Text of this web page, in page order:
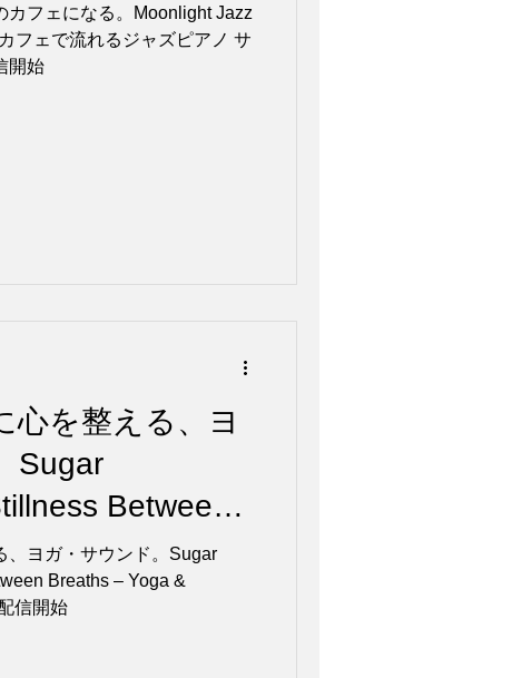
ノ サマー・セレ
開始
カフェになる。Moonlight Jazz
フェで流れるジャズピアノ サ
開始
心を整える、ヨ
Sugar
Between
& Meditation
信開始
、ヨガ・サウンド。Sugar
Breaths – Yoga &
信開始